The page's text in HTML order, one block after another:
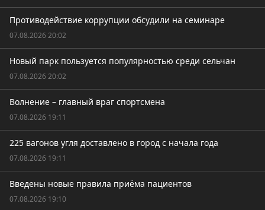
Противодействие коррупции обсудили на семинаре
07.08.2026 20:02
Новый парк пользуется популярностью среди сельчан
07.08.2026 20:02
Волнение – главный враг спортсмена
07.08.2026 19:11
225 вагонов угля доставлено в город с начала года
07.08.2026 19:11
Введены новые правила приёма пациентов
07.08.2026 19:10